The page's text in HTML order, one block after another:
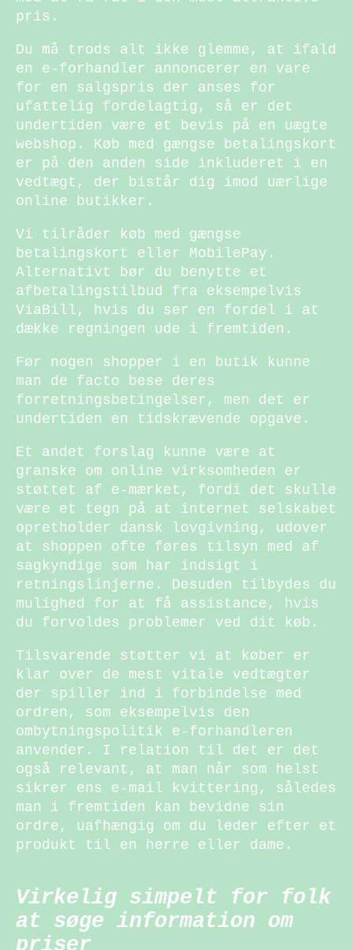
pris.
Du må trods alt ikke glemme, at ifald
en e-forhandler annoncerer en vare
for en salgspris der anses for
ufattelig fordelagtig, så er det
undertiden være et bevis på en uægte
webshop. Køb med gængse betalingskort
er på den anden side inkluderet i en
vedtægt, der bistår dig imod uærlige
online butikker.
Vi tilråder køb med gængse
betalingskort eller MobilePay.
Alternativt bør du benytte et
afbetalingstilbud fra eksempelvis
ViaBill, hvis du ser en fordel i at
dække regningen ude i fremtiden.
Før nogen shopper i en butik kunne
man de facto bese deres
forretningsbetingelser, men det er
undertiden en tidskrævende opgave.
Et andet forslag kunne være at
granske om online virksomheden er
støttet af e-mærket, fordi det skulle
være et tegn på at internet selskabet
opretholder dansk lovgivning, udover
at shoppen ofte føres tilsyn med af
sagkyndige som har indsigt i
retningslinjerne. Desuden tilbydes du
mulighed for at få assistance, hvis
du forvoldes problemer ved dit køb.
Tilsvarende støtter vi at køber er
klar over de mest vitale vedtægter
der spiller ind i forbindelse med
ordren, som eksempelvis den
ombytningspolitik e-forhandleren
anvender. I relation til det er det
også relevant, at man når som helst
sikrer ens e-mail kvittering, således
man i fremtiden kan bevidne sin
ordre, uafhængig om du leder efter et
produkt til en herre eller dame.
Virkelig simpelt for folk
at søge information om